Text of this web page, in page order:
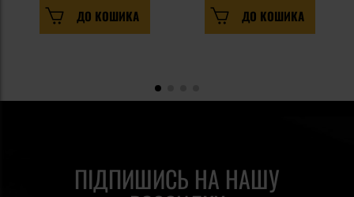
ДО КОШИКА ДО КОШИКА
ПІДПИШИСЬ НА НАШУ